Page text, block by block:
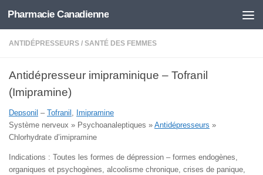
Skip to content
Pharmacie Canadienne
ANTIDÉPRESSEURS / SANTÉ DES FEMMES
Antidépresseur imipraminique – Tofranil
(Imipramine)
Depsonil – Tofranil , Imipramine
Système nerveux » Psychoanaleptiques » Antidépresseurs »
Chlorhydrate d’imipramine
Indications : Toutes les formes de dépression – formes endogènes,
organiques et psychogènes, alcoolisme chronique, crises de panique,